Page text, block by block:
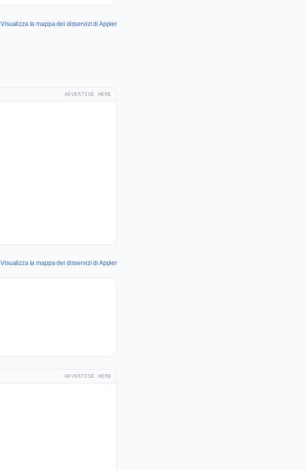
Visualizza la mappa dei disservizi di Appier
ADVERTISE HERE
Visualizza la mappa dei disservizi di Appier
ADVERTISE HERE